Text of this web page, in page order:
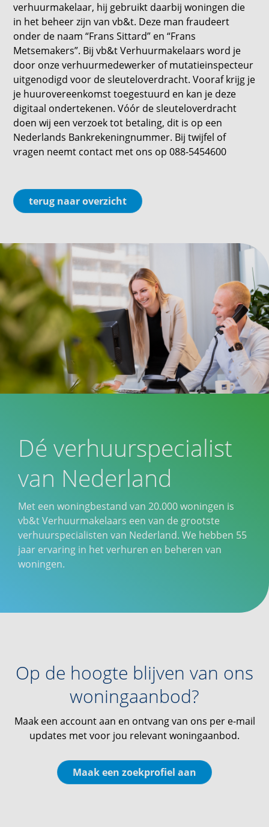
verhuurmakelaar, hij gebruikt daarbij woningen die
in het beheer zijn van vb&t. Deze man fraudeert
onder de naam “Frans Sittard” en “Frans
Metsemakers”. Bij vb&t Verhuurmakelaars word je
door onze verhuurmedewerker of mutatieinspecteur
uitgenodigd voor de sleuteloverdracht. Vooraf krijg je
je huurovereenkomst toegestuurd en kan je deze
digitaal ondertekenen. Vóór de sleuteloverdracht
doen wij een verzoek tot betaling, dit is op een
Nederlands Bankrekeningnummer. Bij twijfel of
vragen neemt contact met ons op 088-5454600
terug naar overzicht
Dé verhuurspecialist
van Nederland
Met een woningbestand van 20.000 woningen is
vb&t Verhuurmakelaars een van de grootste
verhuurspecialisten van Nederland. We hebben 55
jaar ervaring in het verhuren en beheren van
woningen.
Op de hoogte blijven van ons
woningaanbod?
Maak een account aan en ontvang van ons per e-mail
updates met voor jou relevant woningaanbod.
Maak een zoekprofiel aan